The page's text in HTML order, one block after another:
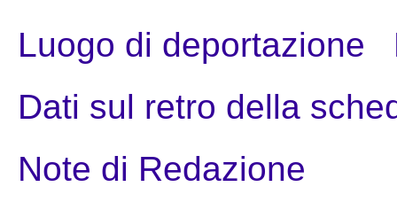
Luogo di deportazione
Dati sul retro della
Note di Redazione